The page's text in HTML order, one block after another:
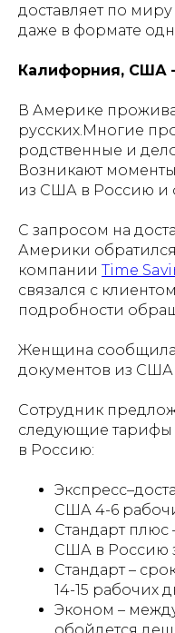
доставляет по
даже в формате
Калифорния, США
В Америке
русских.Многие
родственные и
Возникают
из США в Россию и
С запросом на
Америки обратился
компании Time
связался с
подробности
Женщина сообщила,
документов из
Сотрудник
следующие тарифы
в Россию:
США 4-6
Стандарт плюс
США в Россию
Стандарт –
14-15 рабочих
Эконом –
обойдется